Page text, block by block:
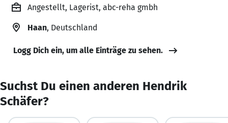
Angestellt, Lagerist, abc-reha gmbh
Haan, Deutschland
Logg Dich ein, um alle Einträge zu sehen.
Suchst Du einen anderen Hendrik
Schäfer?